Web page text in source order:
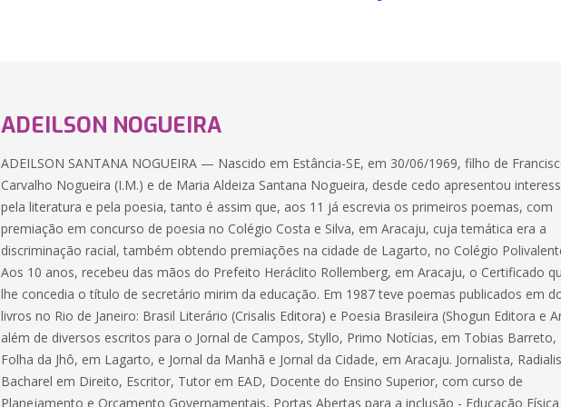
ADEILSON NOGUEIRA
ADEILSON SANTANA NOGUEIRA — Nascido em Estância-SE, em 30/06/1969, filho de
Carvalho Nogueira (I.M.) e de Maria Aldeiza Santana Nogueira, desde cedo apresentou
pela literatura e pela poesia, tanto é assim que, aos 11 já escrevia os primeiros poemas, com
premiação em concurso de poesia no Colégio Costa e Silva, em Aracaju, cuja temática era a
discriminação racial, também obtendo premiações na cidade de Lagarto, no Colégio
Aos 10 anos, recebeu das mãos do Prefeito Heráclito Rollemberg, em Aracaju, o Certificado
lhe concedia o título de secretário mirim da educação. Em 1987 teve poemas publicados em
livros no Rio de Janeiro: Brasil Literário (Crisalis Editora) e Poesia Brasileira (Shogun Editora e
além de diversos escritos para o Jornal de Campos, Styllo, Primo Notícias, em Tobias Barreto,
Folha da Jhô, em Lagarto, e Jornal da Manhã e Jornal da Cidade, em Aracaju. Jornalista,
Bacharel em Direito, Escritor, Tutor em EAD, Docente do Ensino Superior, com curso de
Planejamento e Orçamento Governamentais, Portas Abertas para a inclusão - Educação Física